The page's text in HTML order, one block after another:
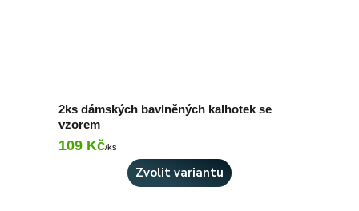
2ks dámských bavlněných kalhotek se
vzorem
109 Kč/ks
Zvolit variantu